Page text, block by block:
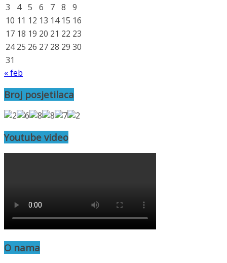
3
4 5 6 7 8
9
10 11 12 13 14 15 16
17 18 19 20 21 22 23
24 25 26 27 28 29 30
31
« feb
Broj posjetilaca
Youtube video
O nama